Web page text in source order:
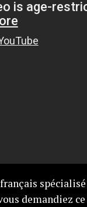
demandiez ce